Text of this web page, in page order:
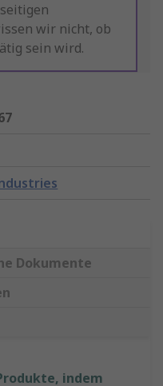
wir nicht, ob
sein wird.
Dokumente
indem